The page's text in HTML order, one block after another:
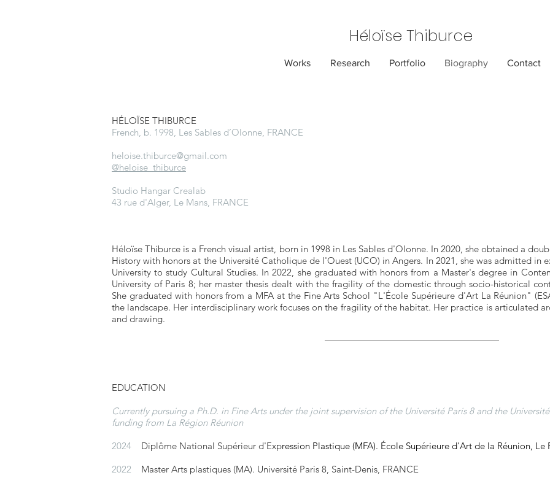
Héloïse Thiburce
Works Research Portfolio Biography Contact
HÉLOÏSE THIBURCE
French, b. 1998, Les Sables d’Olonne, FRANCE
heloise.thiburce@gmail.com
@heloise_thiburce
Studio Hangar Crealab
43 rue d'Alger, Le Mans, FRANCE
Héloïse Thiburce is a French visual artist, born in 1998 in Les Sables d'Olonne. In 2020, she obtained a
History with honors at the Université Catholique de l'Ouest (UCO) in Angers. In 2021, she was admitted in
University to study Cultural Studies. In 2022, she graduated with honors from a Master's degree in
University of Paris 8; her master thesis dealt with the fragility of the domestic through socio-historical
She graduated with honors from a MFA at the Fine Arts School "L'École Supérieure d'Art La Réunion"
the landscape. Her interdisciplinary work focuses on the fragility of the habitat. Her practice is articulated
and drawing.
EDUCATION
Currently pursuing a Ph.D. in Fine Arts under the joint supervision of the Université Paris 8 and the
funding from La Région Réunion
2024 Diplôme National Supérieur d'Expression Plastique (MFA). École Supérieure d'Art de la Réunion, Le
2022 Master Arts plastiques (MA). Université Paris 8, Saint-Denis, FRANCE